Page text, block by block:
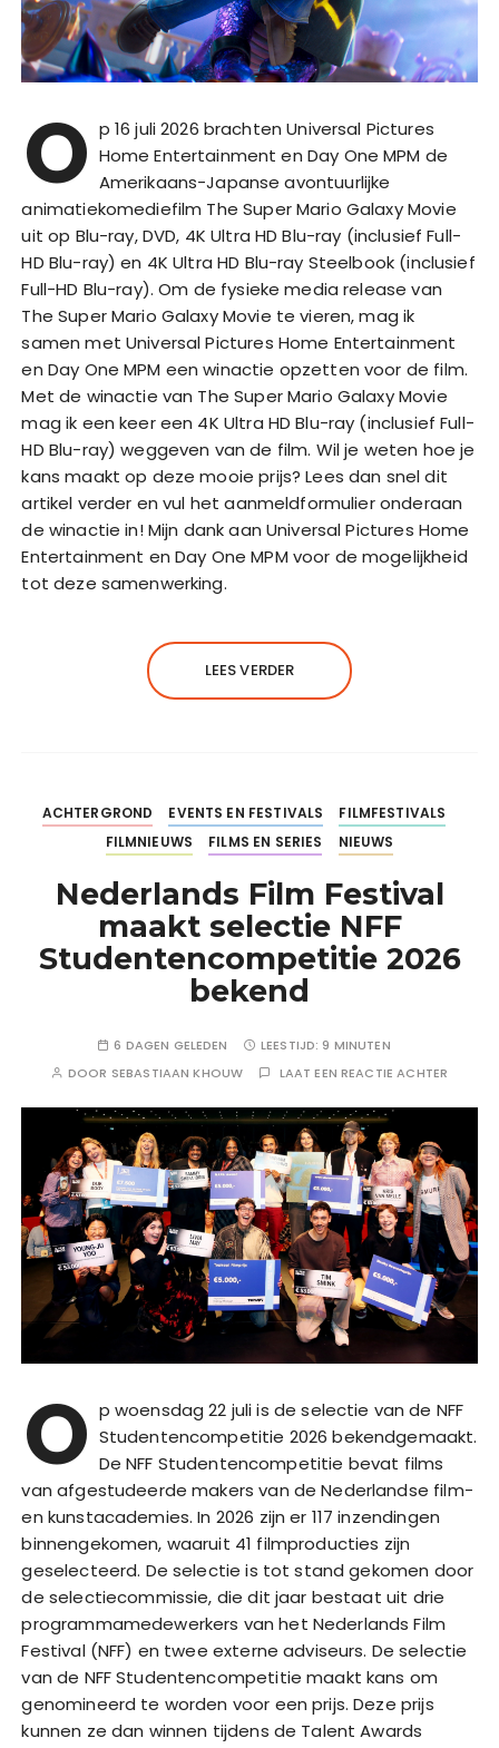
O p 16 juli 2026 brachten Universal Pictures
Home Entertainment en Day One MPM de
Amerikaans-Japanse avontuurlijke
animatiekomediefilm The Super Mario Galaxy Movie
uit op Blu-ray, DVD, 4K Ultra HD Blu-ray (inclusief Full-
HD Blu-ray) en 4K Ultra HD Blu-ray Steelbook (inclusief
Full-HD Blu-ray). Om de fysieke media release van
The Super Mario Galaxy Movie te vieren, mag ik
samen met Universal Pictures Home Entertainment
en Day One MPM een winactie opzetten voor de film.
Met de winactie van The Super Mario Galaxy Movie
mag ik een keer een 4K Ultra HD Blu-ray (inclusief Full-
HD Blu-ray) weggeven van de film. Wil je weten hoe je
kans maakt op deze mooie prijs? Lees dan snel dit
artikel verder en vul het aanmeldformulier onderaan
de winactie in! Mijn dank aan Universal Pictures Home
Entertainment en Day One MPM voor de mogelijkheid
tot deze samenwerking.
LEES VERDER
ACHTERGROND EVENTS EN FESTIVALS
FILMFESTIVALS
FILMNIEUWS
FILMS EN SERIES NIEUWS
Nederlands Film Festival
maakt selectie NFF
Studentencompetitie 2026
bekend
6 DAGEN GELEDEN LEESTIJD: 9 MINUTEN
DOOR SEBASTIAAN KHOUW LAAT EEN REACTIE ACHTER
O p woensdag 22 juli is de selectie van de NFF
Studentencompetitie 2026 bekendgemaakt.
De NFF Studentencompetitie bevat films
van afgestudeerde makers van de Nederlandse film-
en kunstacademies. In 2026 zijn er 117 inzendingen
binnengekomen, waaruit 41 filmproducties zijn
geselecteerd. De selectie is tot stand gekomen door
de selectiecommissie, die dit jaar bestaat uit drie
programmamedewerkers van het Nederlands Film
Festival (NFF) en twee externe adviseurs. De selectie
van de NFF Studentencompetitie maakt kans om
genomineerd te worden voor een prijs. Deze prijs
kunnen ze dan winnen tijdens de Talent Awards